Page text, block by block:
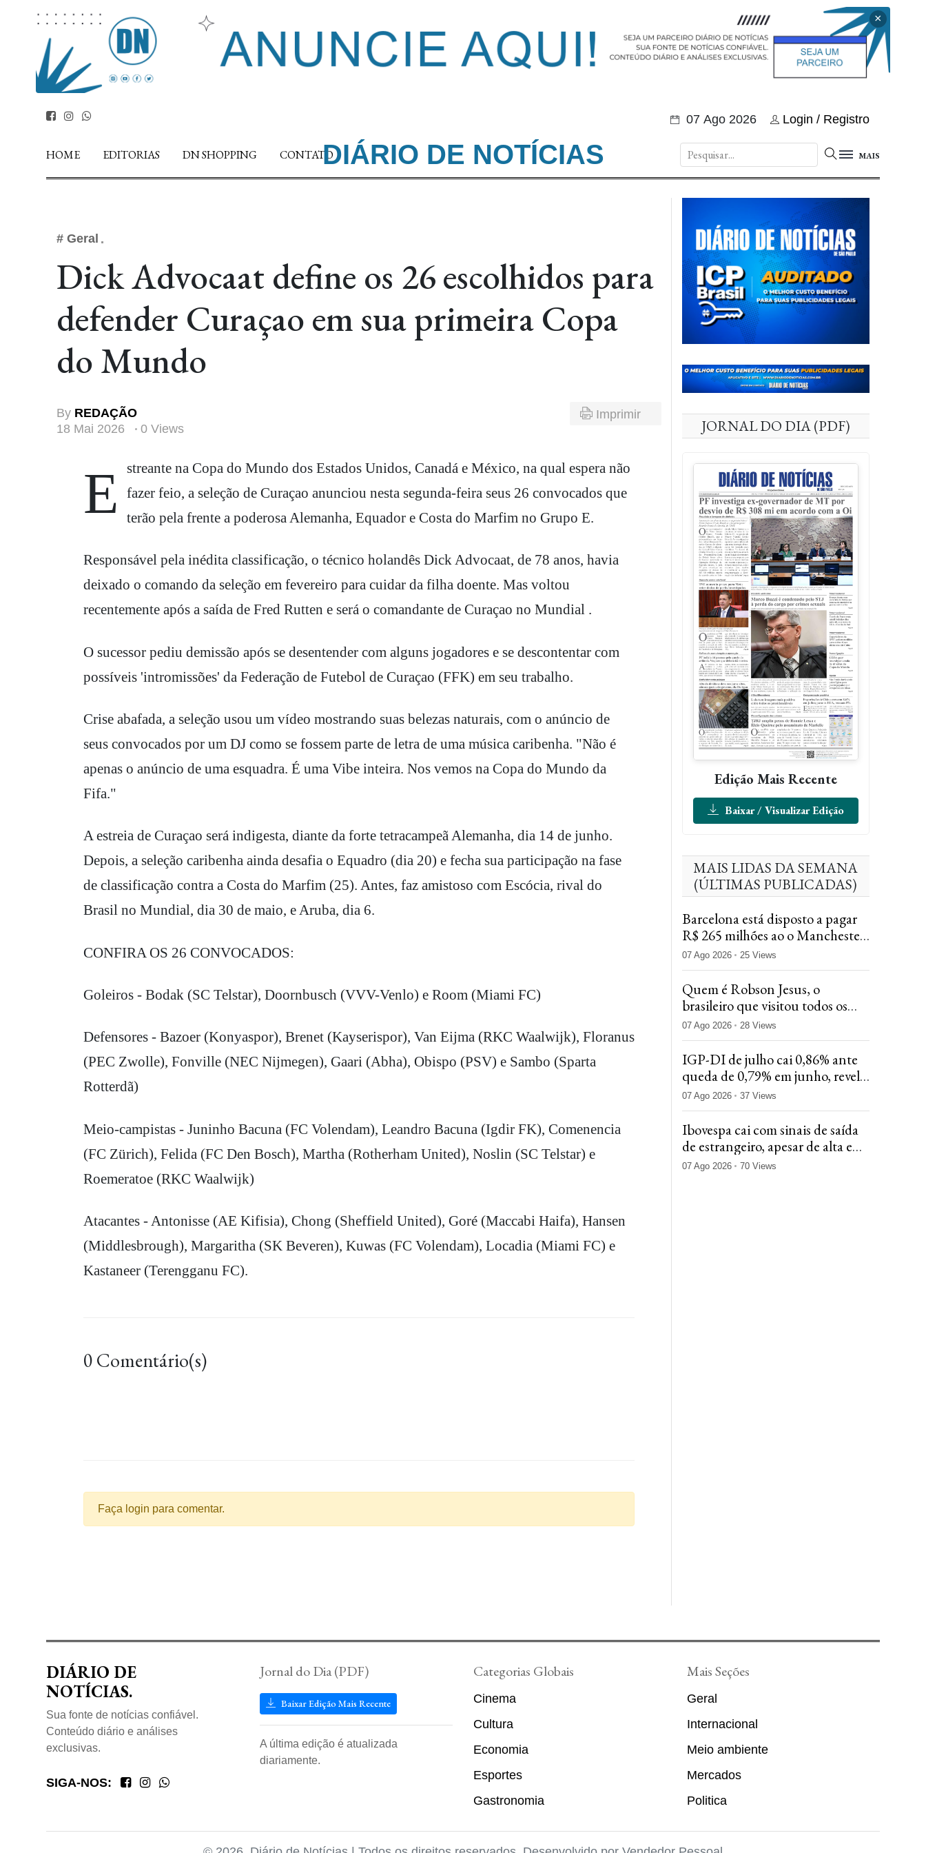
×
07 Ago 2026 Login / Registro
HOME EDITORIAS DN SHOPPING CONTATODIÁRIO DE NOTÍCIAS MAIS
# Geral
Dick Advocaat define os 26 escolhidos para
defender Curaçao em sua primeira Copa
do Mundo
By REDAÇÃO
18 Mai 2026
0 Views
Imprimir
Estreante na Copa do Mundo dos Estados Unidos, Canadá e México, na qual espera não
fazer feio, a seleção de Curaçao anunciou nesta segunda-feira seus 26 convocados que
terão pela frente a poderosa Alemanha, Equador e Costa do Marfim no Grupo E.
Responsável pela inédita classificação, o técnico holandês Dick Advocaat, de 78 anos, havia
deixado o comando da seleção em fevereiro para cuidar da filha doente. Mas voltou
recentemente após a saída de Fred Rutten e será o comandante de Curaçao no Mundial .
O sucessor pediu demissão após se desentender com alguns jogadores e se descontentar com
possíveis 'intromissões' da Federação de Futebol de Curaçao (FFK) em seu trabalho.
Crise abafada, a seleção usou um vídeo mostrando suas belezas naturais, com o anúncio de
seus convocados por um DJ como se fossem parte de letra de uma música caribenha. "Não é
apenas o anúncio de uma esquadra. É uma Vibe inteira. Nos vemos na Copa do Mundo da
Fifa."
A estreia de Curaçao será indigesta, diante da forte tetracampeã Alemanha, dia 14 de junho.
Depois, a seleção caribenha ainda desafia o Equadro (dia 20) e fecha sua participação na fase
de classificação contra a Costa do Marfim (25). Antes, faz amistoso com Escócia, rival do
Brasil no Mundial, dia 30 de maio, e Aruba, dia 6.
CONFIRA OS 26 CONVOCADOS:
Goleiros - Bodak (SC Telstar), Doornbusch (VVV-Venlo) e Room (Miami FC)
Defensores - Bazoer (Konyaspor), Brenet (Kayserispor), Van Eijma (RKC Waalwijk), Floranus
(PEC Zwolle), Fonville (NEC Nijmegen), Gaari (Abha), Obispo (PSV) e Sambo (Sparta
Rotterdã)
Meio-campistas - Juninho Bacuna (FC Volendam), Leandro Bacuna (Igdir FK), Comenencia
(FC Zürich), Felida (FC Den Bosch), Martha (Rotherham United), Noslin (SC Telstar) e
Roemeratoe (RKC Waalwijk)
Atacantes - Antonisse (AE Kifisia), Chong (Sheffield United), Goré (Maccabi Haifa), Hansen
(Middlesbrough), Margaritha (SK Beveren), Kuwas (FC Volendam), Locadia (Miami FC) e
Kastaneer (Terengganu FC).
0 Comentário(s)
Faça login para comentar.
JORNAL DO DIA (PDF)
Edição Mais Recente
Baixar / Visualizar Edição
MAIS LIDAS DA SEMANA
(ÚLTIMAS PUBLICADAS)
Barcelona está disposto a pagar
R$ 265 milhões ao o Manchester
City por Rodri
07 Ago 2026 25 Views
Quem é Robson Jesus, o
brasileiro que visitou todos os
países do mundo no menor
tempo
07 Ago 2026 28 Views
IGP-DI de julho cai 0,86% ante
queda de 0,79% em junho, revela
FGV
07 Ago 2026 37 Views
Ibovespa cai com sinais de saída
de estrangeiro, apesar de alta em
NY após payroll
07 Ago 2026 70 Views
DIÁRIO DE
NOTÍCIAS.
Sua fonte de notícias confiável.
Conteúdo diário e análises
exclusivas.
SIGA-NOS:
Jornal do Dia (PDF)
Baixar Edição Mais Recente
A última edição é atualizada
diariamente.
Categorias Globais
Cinema
Cultura
Economia
Esportes
Gastronomia
Mais Seções
Geral
Internacional
Meio ambiente
Mercados
Politica